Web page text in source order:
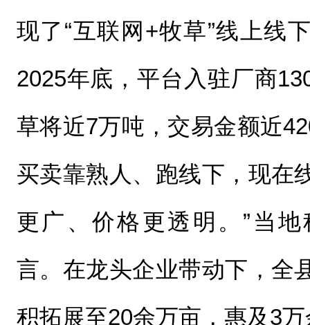
现了“互联网+牧草”线上线
2025年底，平台入驻厂商
草将近7万吨，交易金额近
买卖靠熟人、跑线下，现在
更广、价格更透明。”当
言。在龙头企业带动下，全
积拓展至20余万亩，惠及3